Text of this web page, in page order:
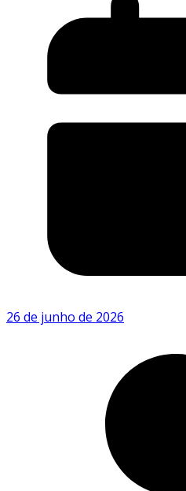
26 de junho de 2026